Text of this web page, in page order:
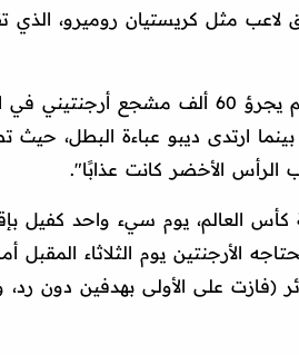
مثل كريستيان روميرو، الذي
واسترسلت: "كانت الليلة تسير بشكل سيئ ولم يجرؤ 60
ارتدى ديبو عباءة البطل، حيث
الرأس الأخضر كانت عذابًا".
العالم، يوم سيء واحد كفيل
الأرجنتين يوم الثلاثاء المقبل
على الأولى بهدفين دون رد،